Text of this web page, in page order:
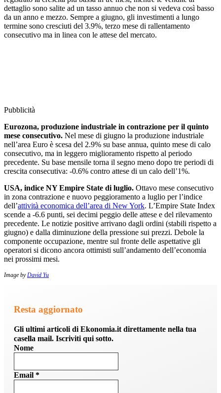
dettaglio sono salite ad un tasso annuo che non si vedeva così basso
da un anno e mezzo. Sempre a giugno, gli investimenti a lungo
termine sono cresciuti del 3.9%, terzo mese di rallentamento
consecutivo ma in linea con le attese del mercato.
Pubblicità
Eurozona, produzione industriale in contrazione per il quinto
mese consecutivo. Nel mese di giugno la produzione industriale
nell’area Euro è scesa del 2.9% su base annua, quinto mese di calo
consecutivo, ma in leggero miglioramento rispetto al periodo
precedente. Su base mensile torna il segno meno dopo tre periodi di
crescita consecutiva: -0.6% contro attese di un calo dell’1%.
USA, indice NY Empire State di luglio. Ottavo mese consecutivo
in zona contrazione e nuovo peggioramento a luglio per l’indice
dell’attività economica dell’area di New York. L’Empire State Index
scende a -6.6 punti, sei decimi peggio delle attese e del rilevamento
precedente. Le notizie positive arrivano dagli ordini (stabili rispetto a
giugno) e dalla diminuzione della pressione sui prezzi. Debole la
componente occupazione, mentre sul fronte delle aspettative gli
operatori si dicono ancora ottimisti sull’andamento dell’economia
nei prossimi mesi.
Image byDavid Yu
Resta aggiornato
Gli ultimi articoli di Ekonomia.it direttamente nella tua
casella mail. Iscriviti qui sotto.
Nome
Email *